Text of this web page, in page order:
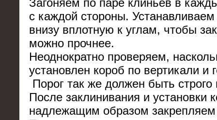
Загоняем по паре клиньев в
с каждой стороны.
внизу вплотную к углам, чтобы
можно прочнее.
Неоднократно проверяем,
установлен короб по вертикали и
Порог так же должен быть
После заклинивания и установки
надлежащим образом закрепляем